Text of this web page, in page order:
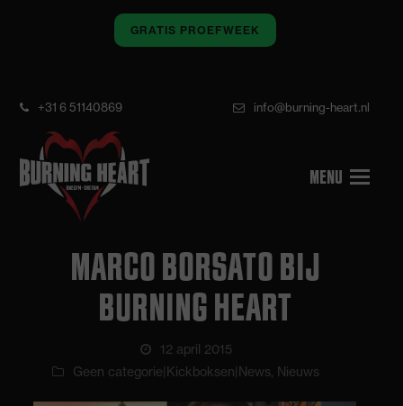
GRATIS PROEFWEEK
+31 6 51140869 info@burning-heart.nl
MARCO BORSATO BIJ
BURNING HEART
12 april 2015
Geen categorie|Kickboksen|News, Nieuws